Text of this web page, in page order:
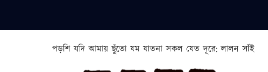
পড়শি যদি আমায় ছুঁতো যম যাতনা সকল যেত দূরে: লালন সাঁই